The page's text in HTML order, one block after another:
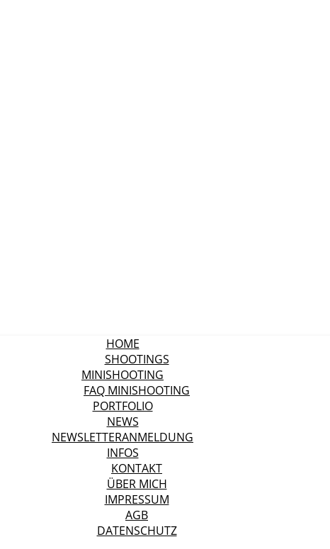
HOME
SHOOTINGS
MINISHOOTING
FAQ MINISHOOTING
PORTFOLIO
NEWS
NEWSLETTERANMELDUNG
INFOS
KONTAKT
ÜBER MICH
IMPRESSUM
AGB
DATENSCHUTZ